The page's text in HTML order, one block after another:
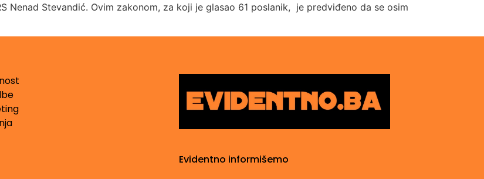
Nenad Stevandić. Ovim zakonom, za koji je glasao 61 poslanik, je predviđeno da se osim
Evidentno informišemo